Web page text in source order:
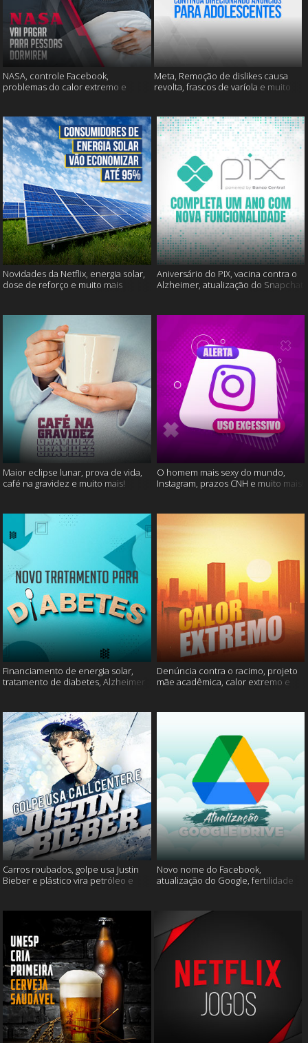
NASA, controle Facebook,
problemas do calor extremo e
Meta, Remoção de dislikes causa
revolta, frascos de varíola e muito
Novidades da Netflix, energia solar,
dose de reforço e muito mais
Aniversário do PIX, vacina contra o
Alzheimer, atualização do Snapchat
Maior eclipse lunar, prova de vida,
café na gravidez e muito mais!
O homem mais sexy do mundo,
Instagram, prazos CNH e muito mais!
Financiamento de energia solar,
tratamento de diabetes, Alzheimer
Denúncia contra o racimo, projeto
mãe acadêmica, calor extremo e
Carros roubados, golpe usa Justin
Bieber e plástico vira petróleo e
Novo nome do Facebook,
atualização do Google, fertilidade